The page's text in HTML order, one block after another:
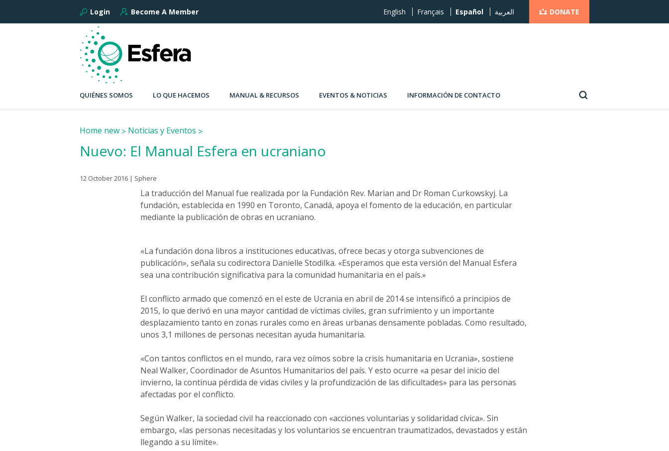
Login Become A Member English Français Español العربية DONATE
QUIÉNES SOMOS LO QUE HACEMOS MANUAL & RECURSOS EVENTOS & NOTICIAS INFORMACIÓN DE CONTACTO
Home new Noticias y Eventos
Nuevo: El Manual Esfera en ucraniano
12 October 2016 | Sphere
La traducción del Manual fue realizada por la Fundación Rev. Marian and Dr Roman Curkowskyj. La
fundación, establecida en 1990 en Toronto, Canadá, apoya el fomento de la educación, en particular
mediante la publicación de obras en ucraniano.
«La fundación dona libros a instituciones educativas, ofrece becas y otorga subvenciones de
publicación», señala su codirectora Danielle Stodilka. «Esperamos que esta versión del Manual Esfera
sea una contribución significativa para la comunidad humanitaria en el país.»
El conflicto armado que comenzó en el este de Ucrania en abril de 2014 se intensificó a principios de
2015, lo que derivó en una mayor cantidad de víctimas civiles, gran sufrimiento y un importante
desplazamiento tanto en zonas rurales como en áreas urbanas densamente pobladas. Como resultado,
unos 3,1 millones de personas necesitan ayuda humanitaria.
«Con tantos conflictos en el mundo, rara vez oímos sobre la crisis humanitaria en Ucrania», sostiene
Neal Walker, Coordinador de Asuntos Humanitarios del país. Y esto ocurre «a pesar del inicio del
invierno, la continua pérdida de vidas civiles y la profundización de las dificultades» para las personas
afectadas por el conflicto.
Según Walker, la sociedad civil ha reaccionado con «acciones voluntarias y solidaridad cívica». Sin
embargo, «las personas necesitadas y los voluntarios se encuentran traumatizados, devastados y están
llegando a su límite».